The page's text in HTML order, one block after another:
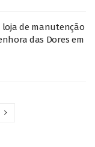
de manutenção
das Dores em